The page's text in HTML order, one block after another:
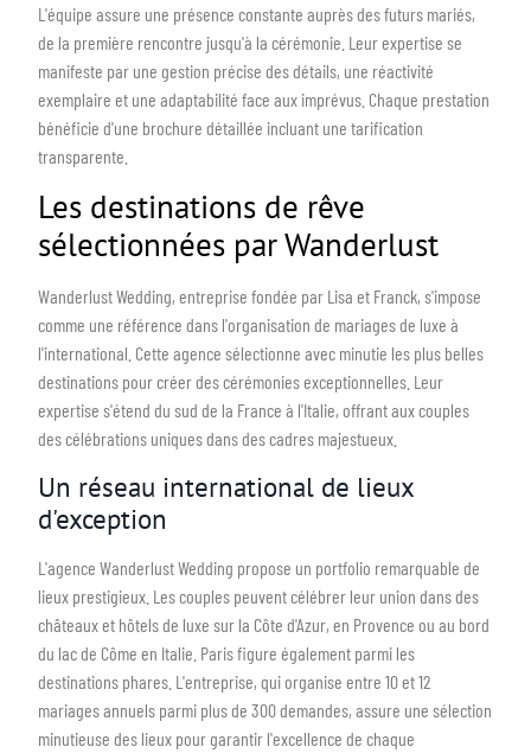
L'équipe assure une présence constante auprès des futurs mariés,
de la première rencontre jusqu'à la cérémonie. Leur expertise se
manifeste par une gestion précise des détails, une réactivité
exemplaire et une adaptabilité face aux imprévus. Chaque prestation
bénéficie d'une brochure détaillée incluant une tarification
transparente.
Les destinations de rêve
sélectionnées par Wanderlust
Wanderlust Wedding, entreprise fondée par Lisa et Franck, s'impose
comme une référence dans l'organisation de mariages de luxe à
l'international. Cette agence sélectionne avec minutie les plus belles
destinations pour créer des cérémonies exceptionnelles. Leur
expertise s'étend du sud de la France à l'Italie, offrant aux couples
des célébrations uniques dans des cadres majestueux.
Un réseau international de lieux
d'exception
L'agence Wanderlust Wedding propose un portfolio remarquable de
lieux prestigieux. Les couples peuvent célébrer leur union dans des
châteaux et hôtels de luxe sur la Côte d'Azur, en Provence ou au bord
du lac de Côme en Italie. Paris figure également parmi les
destinations phares. L'entreprise, qui organise entre 10 et 12
mariages annuels parmi plus de 300 demandes, assure une sélection
minutieuse des lieux pour garantir l'excellence de chaque